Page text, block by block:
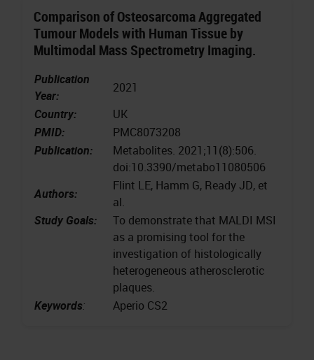
Comparison of Osteosarcoma Aggregated
Tumour Models with Human Tissue by
Multimodal Mass Spectrometry Imaging.
Publication
Year:
2021
Country:
UK
PMID:
PMC8073208
Publication:
Metabolites. 2021;11(8):506.
doi:10.3390/metabo11080506
Authors:
Flint LE, Hamm G, Ready JD, et
al.
Study Goals:
To demonstrate that MALDI MSI
as a promising tool for the
investigation of histologically
heterogeneous atherosclerotic
plaques.
Keywords: Aperio CS2